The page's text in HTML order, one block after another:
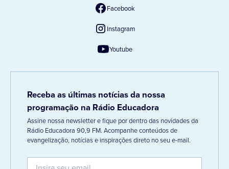
Facebook
Instagram
Youtube
Receba as últimas notícias da nossa
programação na Rádio Educadora
Assine nossa newsletter e fique por dentro das novidades da
Rádio Educadora 90,9 FM. Acompanhe conteúdos de
evangelização, notícias e inspirações direto no seu e-mail.